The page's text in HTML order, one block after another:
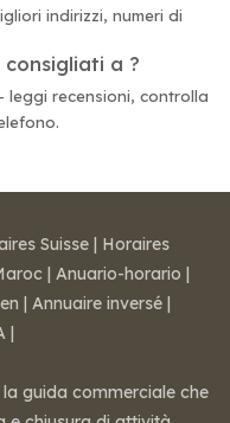
indirizzi, numeri di
a ?
leggi recensioni, controlla
Suisse | Horaires
| Anuario-horario |
| Annuaire inversé |
|
guida commerciale che